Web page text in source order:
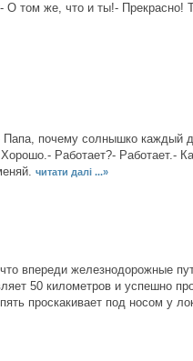
том же, что и ты!- Прекрасно!
почему солнышко каждый
Работает?- Работает.-
читати далі ...»
впереди железнодорожные
50 километров и успешно
проскакивает под носом у